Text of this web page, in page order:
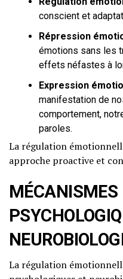
conscient et
Répression
émotions sans les
effets néfastes à
Expression
manifestation de
comportement,
paroles.
La régulation
approche proactive et
MÉCANISMES
La régulation